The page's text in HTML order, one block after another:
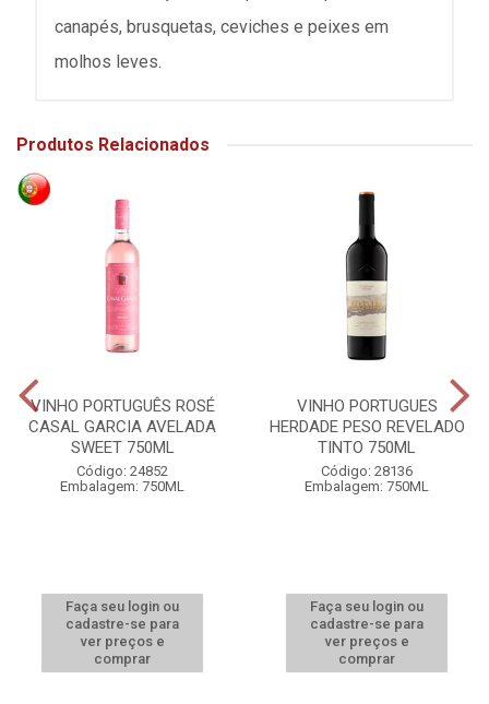
canapés, brusquetas, ceviches e peixes em
molhos leves.
Produtos Relacionados
VINHO PORTUGUÊS ROSÉ
CASAL GARCIA AVELADA
SWEET 750ML
Código: 24852
Embalagem: 750ML
Faça seu login ou
cadastre-se para
ver preços e
comprar
VINHO PORTUGUES
HERDADE PESO REVELADO
TINTO 750ML
Código: 28136
Embalagem: 750ML
Faça seu login ou
cadastre-se para
ver preços e
comprar